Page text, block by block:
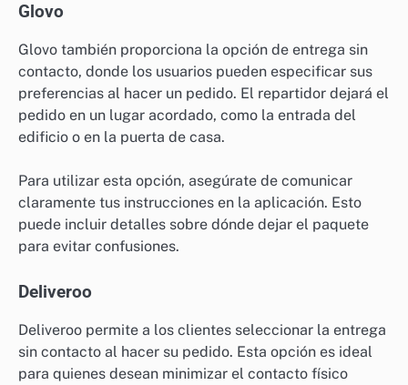
Glovo
Glovo también proporciona la opción de entrega sin
contacto, donde los usuarios pueden especificar sus
preferencias al hacer un pedido. El repartidor dejará el
pedido en un lugar acordado, como la entrada del
edificio o en la puerta de casa.
Para utilizar esta opción, asegúrate de comunicar
claramente tus instrucciones en la aplicación. Esto
puede incluir detalles sobre dónde dejar el paquete
para evitar confusiones.
Deliveroo
Deliveroo permite a los clientes seleccionar la entrega
sin contacto al hacer su pedido. Esta opción es ideal
para quienes desean minimizar el contacto físico